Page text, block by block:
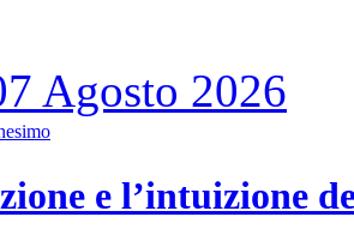
Agosto 2026
e l’intuizione